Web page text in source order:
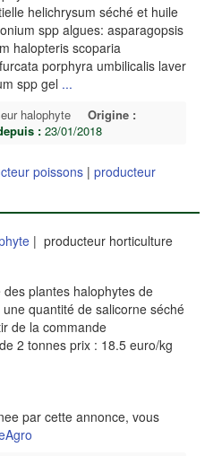
helichrysum séché et huile
spp algues: asparagopsis
halopteris scoparia
porphyra umbilicalis laver
spp gel ...
halophyte
Origine :
: 23/01/2018
poissons | producteur
| producteur horticulture
plantes halophytes de
quantité de salicorne séché
de la commande
2 tonnes prix : 18.5 euro/kg
par cette annonce, vous